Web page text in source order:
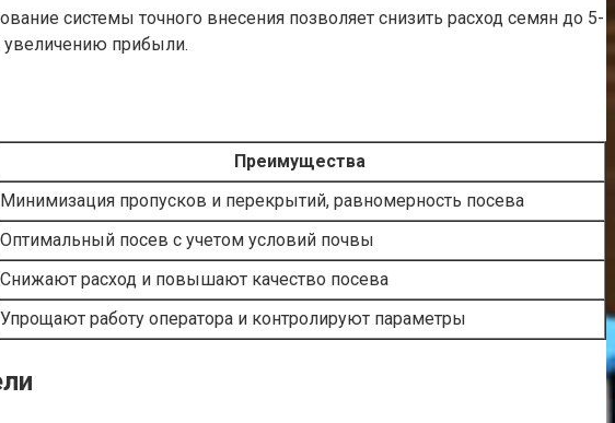
системы точного внесения позволяет снизить расход семян до 5-
увеличению прибыли.
Преимущества
Минимизация пропусков и перекрытий, равномерность посева
Оптимальный посев с учетом условий почвы
Снижают расход и повышают качество посева
Упрощают работу оператора и контролируют параметры